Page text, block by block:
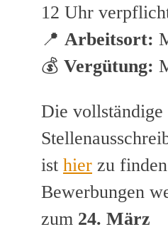
12 Uhr
📍 Arbeitsort:
💰 Vergütung:
Die vollständige
ist hier zu
Bewerbungen
zum 24. März